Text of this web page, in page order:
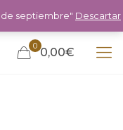
0 0,00€
de septiembre" Descartar